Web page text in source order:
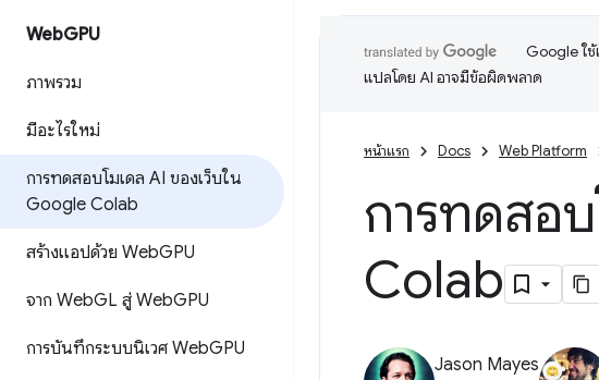
WebGPU
ภาพรวม
มีอะไรใหม่
การทดสอบโมเดล AI ของเว็บใน
Google Colab
สร้างแอปด้วย WebGPU
จาก WebGL สู่ WebGPU
การบันทึกระบบนิเวศ WebGPU
Google ใ
แปลโดย AI อาจมีข้อผิดพลาด
หน้าแรก Docs Web Platform
การทดสอ
Colab
Jason Mayes